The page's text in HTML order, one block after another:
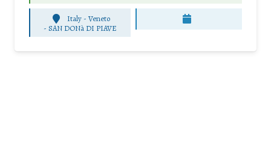
Italy - Veneto
-SAN DONà DI PIAVE